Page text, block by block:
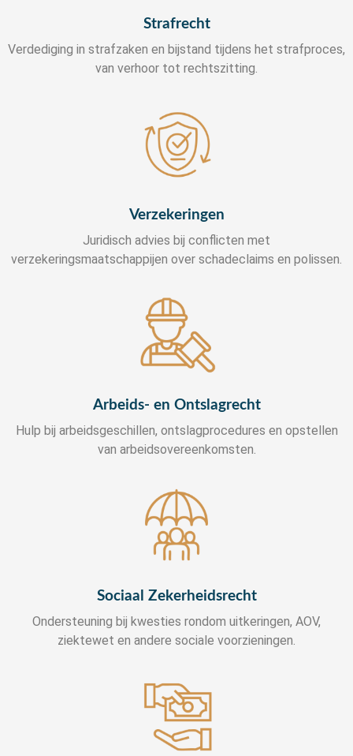
Strafrecht
Verdediging in strafzaken en bijstand tijdens het strafproces,
van verhoor tot rechtszitting.
Verzekeringen
Juridisch advies bij conflicten met
verzekeringsmaatschappijen over schadeclaims en polissen.
Arbeids- en Ontslagrecht
Hulp bij arbeidsgeschillen, ontslagprocedures en opstellen
van arbeidsovereenkomsten.
Sociaal Zekerheidsrecht
Ondersteuning bij kwesties rondom uitkeringen, AOV,
ziektewet en andere sociale voorzieningen.